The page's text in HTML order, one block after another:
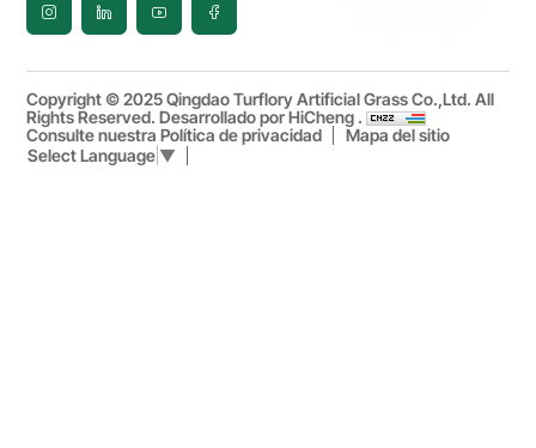
Copyright © 2025 Qingdao Turflory Artificial Grass Co.,Ltd. All
Rights Reserved.Desarrollado por HiCheng .
Consulte nuestra Política de privacidad
Mapa del sitio
Select Language ▼